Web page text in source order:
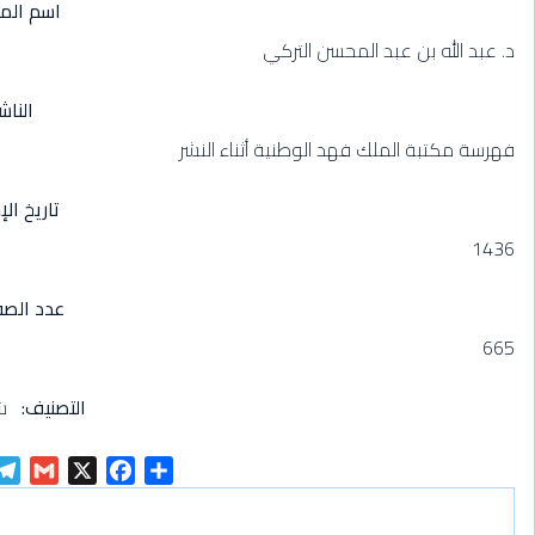
اسم
د. عبد الله بن عبد المحسن التركي
فهرسة مكتبة الملك فهد الوطنية أثناء النشر
تاريخ
1436
عدد
665
التصنيف
S
h
F
a
X
G
m